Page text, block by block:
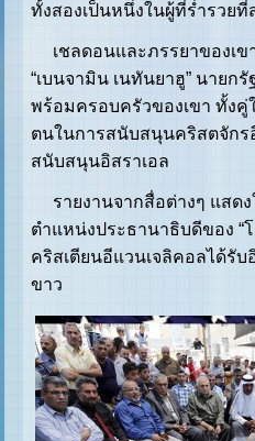
ทั้งสองเป็นหนึ่งในผู้ที่ร่ำรวยที่
เชลดอนและภรรยาของเ
“เบนจามิน เนทันยาฮู” นายก
พร้อมครอบครัวของเขา ทั้งคู่
ตนในการสนับสนุนคริสตจักร
สนับสนุนอิสราเอล
รายงานจากสื่อต่างๆ แสด
ตำแหน่งประธานาธิบดีของ “
คริสเตียนอีแวนเจลิคอลได้รั
ขาว